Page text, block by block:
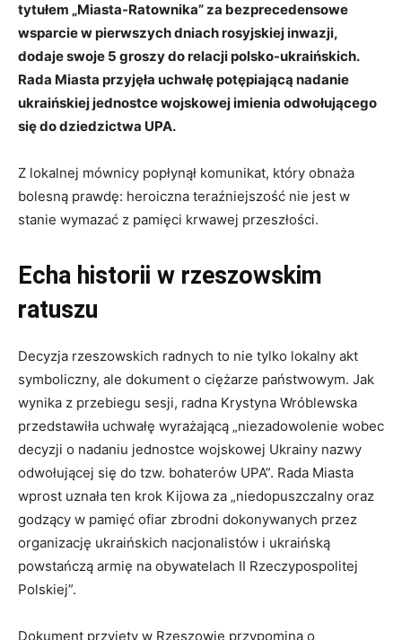
tytułem „Miasta-Ratownika” za bezprecedensowe
wsparcie w pierwszych dniach rosyjskiej inwazji,
dodaje swoje 5 groszy do relacji polsko-ukraińskich.
Rada Miasta przyjęła uchwałę potępiającą nadanie
ukraińskiej jednostce wojskowej imienia odwołującego
się do dziedzictwa UPA.
Z lokalnej mównicy popłynął komunikat, który obnaża
bolesną prawdę: heroiczna teraźniejszość nie jest w
stanie wymazać z pamięci krwawej przeszłości.
Echa historii w rzeszowskim
ratuszu
Decyzja rzeszowskich radnych to nie tylko lokalny akt
symboliczny, ale dokument o ciężarze państwowym. Jak
wynika z przebiegu sesji, radna Krystyna Wróblewska
przedstawiła uchwałę wyrażającą „niezadowolenie wobec
decyzji o nadaniu jednostce wojskowej Ukrainy nazwy
odwołującej się do tzw. bohaterów UPA”. Rada Miasta
wprost uznała ten krok Kijowa za „niedopuszczalny oraz
godzący w pamięć ofiar zbrodni dokonywanych przez
organizację ukraińskich nacjonalistów i ukraińską
powstańczą armię na obywatelach II Rzeczypospolitej
Polskiej”.
Dokument przyjęty w Rzeszowie przypomina o